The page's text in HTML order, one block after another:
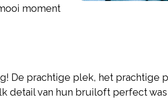
moment
prachtige plek, het prachtige
detail van hun bruiloft perfect